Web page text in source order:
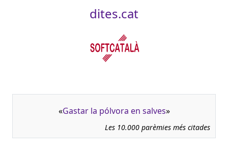
dites.cat
«Gastar la pólvora en salves»
Les 10.000 parèmies més citades